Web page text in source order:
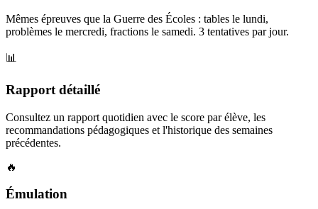
Mêmes épreuves que la Guerre des Écoles : tables le lundi,
problèmes le mercredi, fractions le samedi. 3 tentatives par jour.
📊
Rapport détaillé
Consultez un rapport quotidien avec le score par élève, les
recommandations pédagogiques et l'historique des semaines
précédentes.
🔥
Émulation